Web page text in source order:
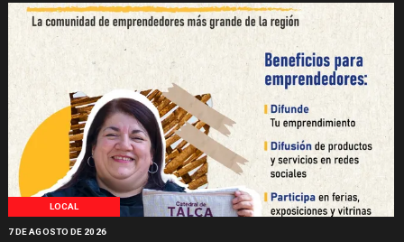
LOCAL
7 DE AGOSTO DE 2026